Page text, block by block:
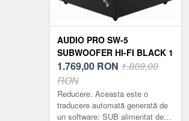
AUDIO PRO SW-5
SUBWOOFER HI-FI BLACK 1
BUC
1.769,00 RON 1.809,00
RON
Reducere. Aceasta este o
traducere automată generată de
un software: SUB alimentat de